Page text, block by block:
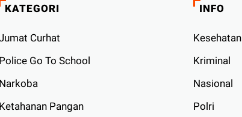
KATEGORI
Curhat
Police Go To School
Narkoba
Ketahanan Pangan
INFO
Kesehatan
Kriminal
Nasional
Polri